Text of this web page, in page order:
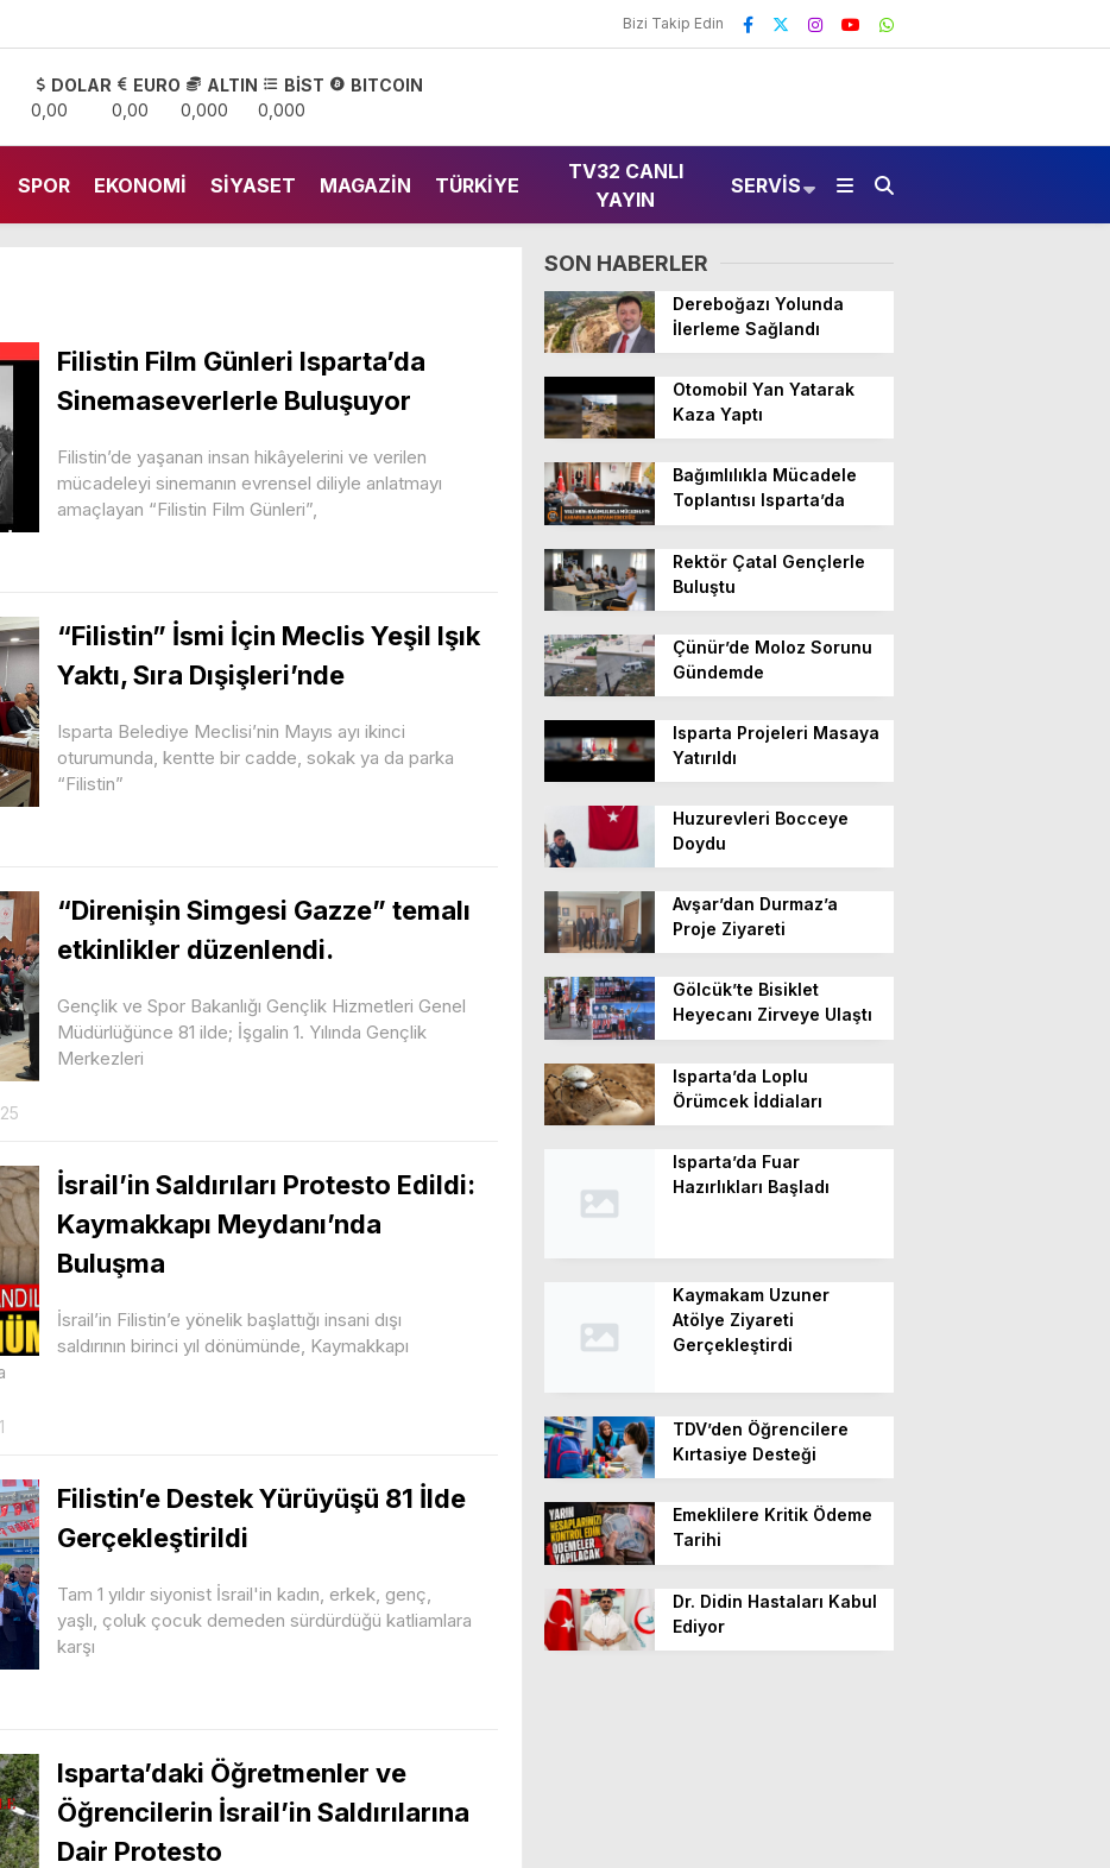
Bizi Takip Edin
DOLAR
0,00
EURO
0,00
ALTIN
0,000
BİST
0,000
BITCOIN
SPOR EKONOMI SIYASET MAGAZIN TÜRKIYE
TV32 CANLI
YAYIN
SERVIS
Filistin Film Günleri Isparta’da
Sinemaseverlerle Buluşuyor
Filistin’de yaşanan insan hikâyelerini ve verilen
mücadeleyi sinemanın evrensel diliyle anlatmayı
amaçlayan “Filistin Film Günleri”,
“Filistin” İsmi İçin Meclis Yeşil Işık
Yaktı, Sıra Dışişleri’nde
Isparta Belediye Meclisi’nin Mayıs ayı ikinci
oturumunda, kentte bir cadde, sokak ya da parka
“Filistin”
“Direnişin Simgesi Gazze” temalı
etkinlikler düzenlendi.
Gençlik ve Spor Bakanlığı Gençlik Hizmetleri Genel
Müdürlüğünce 81 ilde; İşgalin 1. Yılında Gençlik
Merkezleri
İsrail’in Saldırıları Protesto Edildi:
Kaymakkapı Meydanı’nda
Buluşma
İsrail’in Filistin’e yönelik başlattığı insani dışı
saldırının birinci yıl dönümünde, Kaymakkapı
Filistin’e Destek Yürüyüşü 81 İlde
Gerçekleştirildi
Tam 1 yıldır siyonist İsrail'in kadın, erkek, genç,
yaşlı, çoluk çocuk demeden sürdürdüğü katliamlara
karşı
Isparta’daki Öğretmenler ve
Öğrencilerin İsrail’in Saldırılarına
Dair Protesto
SON HABERLER
Dereboğazı Yolunda
İlerleme Sağlandı
Otomobil Yan Yatarak
Kaza Yaptı
Bağımlılıkla Mücadele
Toplantısı Isparta’da
Rektör Çatal Gençlerle
Buluştu
Çünür’de Moloz Sorunu
Gündemde
Isparta Projeleri Masaya
Yatırıldı
Huzurevleri Bocceye
Doydu
Avşar’dan Durmaz’a
Proje Ziyareti
Gölcük’te Bisiklet
Heyecanı Zirveye Ulaştı
Isparta’da Loplu
Örümcek İddiaları
Isparta’da Fuar
Hazırlıkları Başladı
Kaymakam Uzuner
Atölye Ziyareti
Gerçekleştirdi
TDV’den Öğrencilere
Kırtasiye Desteği
Emeklilere Kritik Ödeme
Tarihi
Dr. Didin Hastaları Kabul
Ediyor